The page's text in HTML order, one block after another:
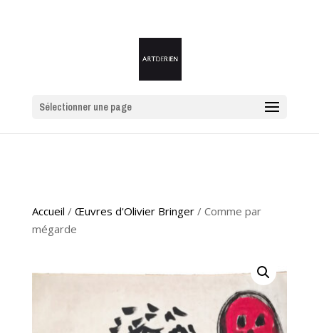
Sélectionner une page
Accueil / Œuvres d'Olivier Bringer/ Comme par
mégarde